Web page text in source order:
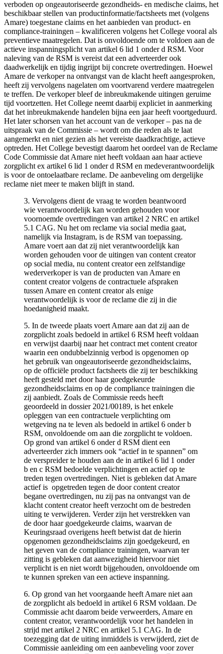
verboden op ongeautoriseerde gezondheids- en medische claims, het
beschikbaar stellen van productinformatie/factsheets met (volgens
Amare) toegestane claims en het aanbieden van product- en
compliance-trainingen – kwalificeren volgens het College vooral als
preventieve maatregelen. Dat is onvoldoende om te voldoen aan de
actieve inspanningsplicht van artikel 6 lid 1 onder d RSM. Voor
naleving van de RSM is vereist dat een adverteerder ook
daadwerkelijk en tijdig ingrijpt bij concrete overtredingen. Hoewel
Amare de verkoper na ontvangst van de klacht heeft aangesproken,
heeft zij vervolgens nagelaten om voortvarend verdere maatregelen
te treffen. De verkoper bleef de inbreukmakende uitingen geruime
tijd voortzetten. Het College neemt daarbij expliciet in aanmerking
dat het inbreukmakende handelen bijna een jaar heeft voortgeduurd.
Het later schorsen van het account van de verkoper – pas na de
uitspraak van de Commissie – wordt om die reden als te laat
aangemerkt en niet gezien als het vereiste daadkrachtige, actieve
optreden. Het College bevestigt daarom het oordeel van de Reclame
Code Commissie dat Amare niet heeft voldaan aan haar actieve
zorgplicht ex artikel 6 lid 1 onder d RSM en medeverantwoordelijk
is voor de ontoelaatbare reclame. De aanbeveling om dergelijke
reclame niet meer te maken blijft in stand.
3. Vervolgens dient de vraag te worden beantwoord
wie verantwoordelijk kan worden gehouden voor
voornoemde overtredingen van artikel 2 NRC en artikel
5.1 CAG. Nu het om reclame via social media gaat,
namelijk via Instagram, is de RSM van toepassing.
Amare voert aan dat zij niet verantwoordelijk kan
worden gehouden voor de uitingen van content creator
op social media, nu content creator een zelfstandige
wederverkoper is van de producten van Amare en
content creator volgens de contractuele afspraken
tussen Amare en content creator als enige
verantwoordelijk is voor de reclame die zij in die
hoedanigheid maakt.
5. In de tweede plaats voert Amare aan dat zij aan de
zorgplicht zoals bedoeld in artikel 6 RSM heeft voldaan
en verwijst daarbij naar het contract met content creator
waarin een ondubbelzinnig verbod is opgenomen op
het gebruik van ongeautoriseerde gezondheidsclaims,
op de officiële product factsheets die zij ter beschikking
heeft gesteld met door haar goedgekeurde
gezondheidsclaims en op de compliance trainingen die
zij aanbiedt. Zoals de Commissie reeds heeft
geoordeeld in dossier 2021/00189, is het enkele
opleggen van een contractuele verplichting om
wetgeving na te leven als bedoeld in artikel 6 onder b
RSM, onvoldoende om aan die zorgplicht te voldoen.
Op grond van artikel 6 onder d RSM dient een
adverteerder zich immers ook “actief in te spannen” om
de verspreider te houden aan de in artikel 6 lid 1 onder
b en c RSM bedoelde verplichtingen en actief op te
treden tegen overtredingen. Niet is gebleken dat Amare
actief is opgetreden tegen de door content creator
begane overtredingen, nu zij pas na ontvangst van de
klacht content creator heeft verzocht om de bestreden
uiting te verwijderen. Verder zijn het verstrekken van
de door haar goedgekeurde claims, waarvan de
Keuringsraad overigens heeft betwist dat de hierin
opgenomen gezondheidsclaims zijn goedgekeurd, en
het geven van de compliance trainingen, waarvan ter
zitting is gebleken dat aanwezigheid hiervoor niet
verplicht is en niet wordt bijgehouden, onvoldoende om
te kunnen spreken van een actieve inspanning.
6. Op grond van het voorgaande heeft Amare niet aan
de zorgplicht als bedoeld in artikel 6 RSM voldaan. De
Commissie acht daarom beide verweerders, Amare en
content creator, verantwoordelijk voor het handelen in
strijd met artikel 2 NRC en artikel 5.1 CAG. In de
toezegging dat de uiting inmiddels is verwijderd, ziet de
Commissie aanleiding om een aanbeveling voor zover